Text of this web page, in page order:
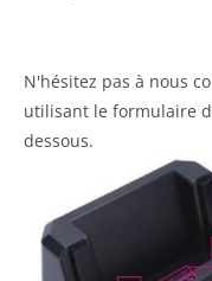
N'hésitez pas à nous
utilisant le formulaire
dessous.